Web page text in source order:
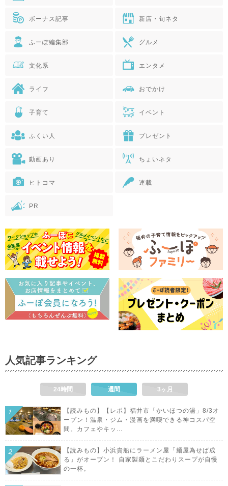
ボーナス記事 新店・旬ネタ
ふーぽ編集部 グルメ
文化系 エンタメ
ライフ おでかけ
子育て イベント
ふくい人 プレゼント
動画あり ちょいネタ
ヒトコマ 連載
PR
人気記事ランキング
24時間 週間 3ヶ月
【読みもの】【レポ】福井市「かいほつの湯」8/3オ
ープン！温泉・ジム・漫画を満喫できる神コスパ空
間。カフェやキッ...
【読みもの】小浜貴船にラーメン屋「麺屋為せば成
る」がオープン！ 自家製麺とこだわりスープが自慢
の一杯。